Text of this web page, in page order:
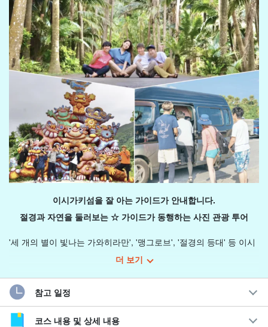
이시가키섬을 잘 아는 가이드가 안내합니다.
절경과 자연을 둘러보는 ☆ 가이드가 동행하는 사진 관광 투어
'세 개의 별이 빛나는 가와히라만', '맹그로브', '절경의 등대' 등 이시
가키섬의 명소를 현지 가이드와 함께 둘러보는 투어입니다!
이시가키섬이 처음이라 이동이 불안한 분이나 렌터카를 빌릴 수 없
는 분들도 안심하고 즐길 수 있는 가이드가 동행하는 포토 투어입니
다.
더 보기
참고 일정
코스 내용 및 상세 내용